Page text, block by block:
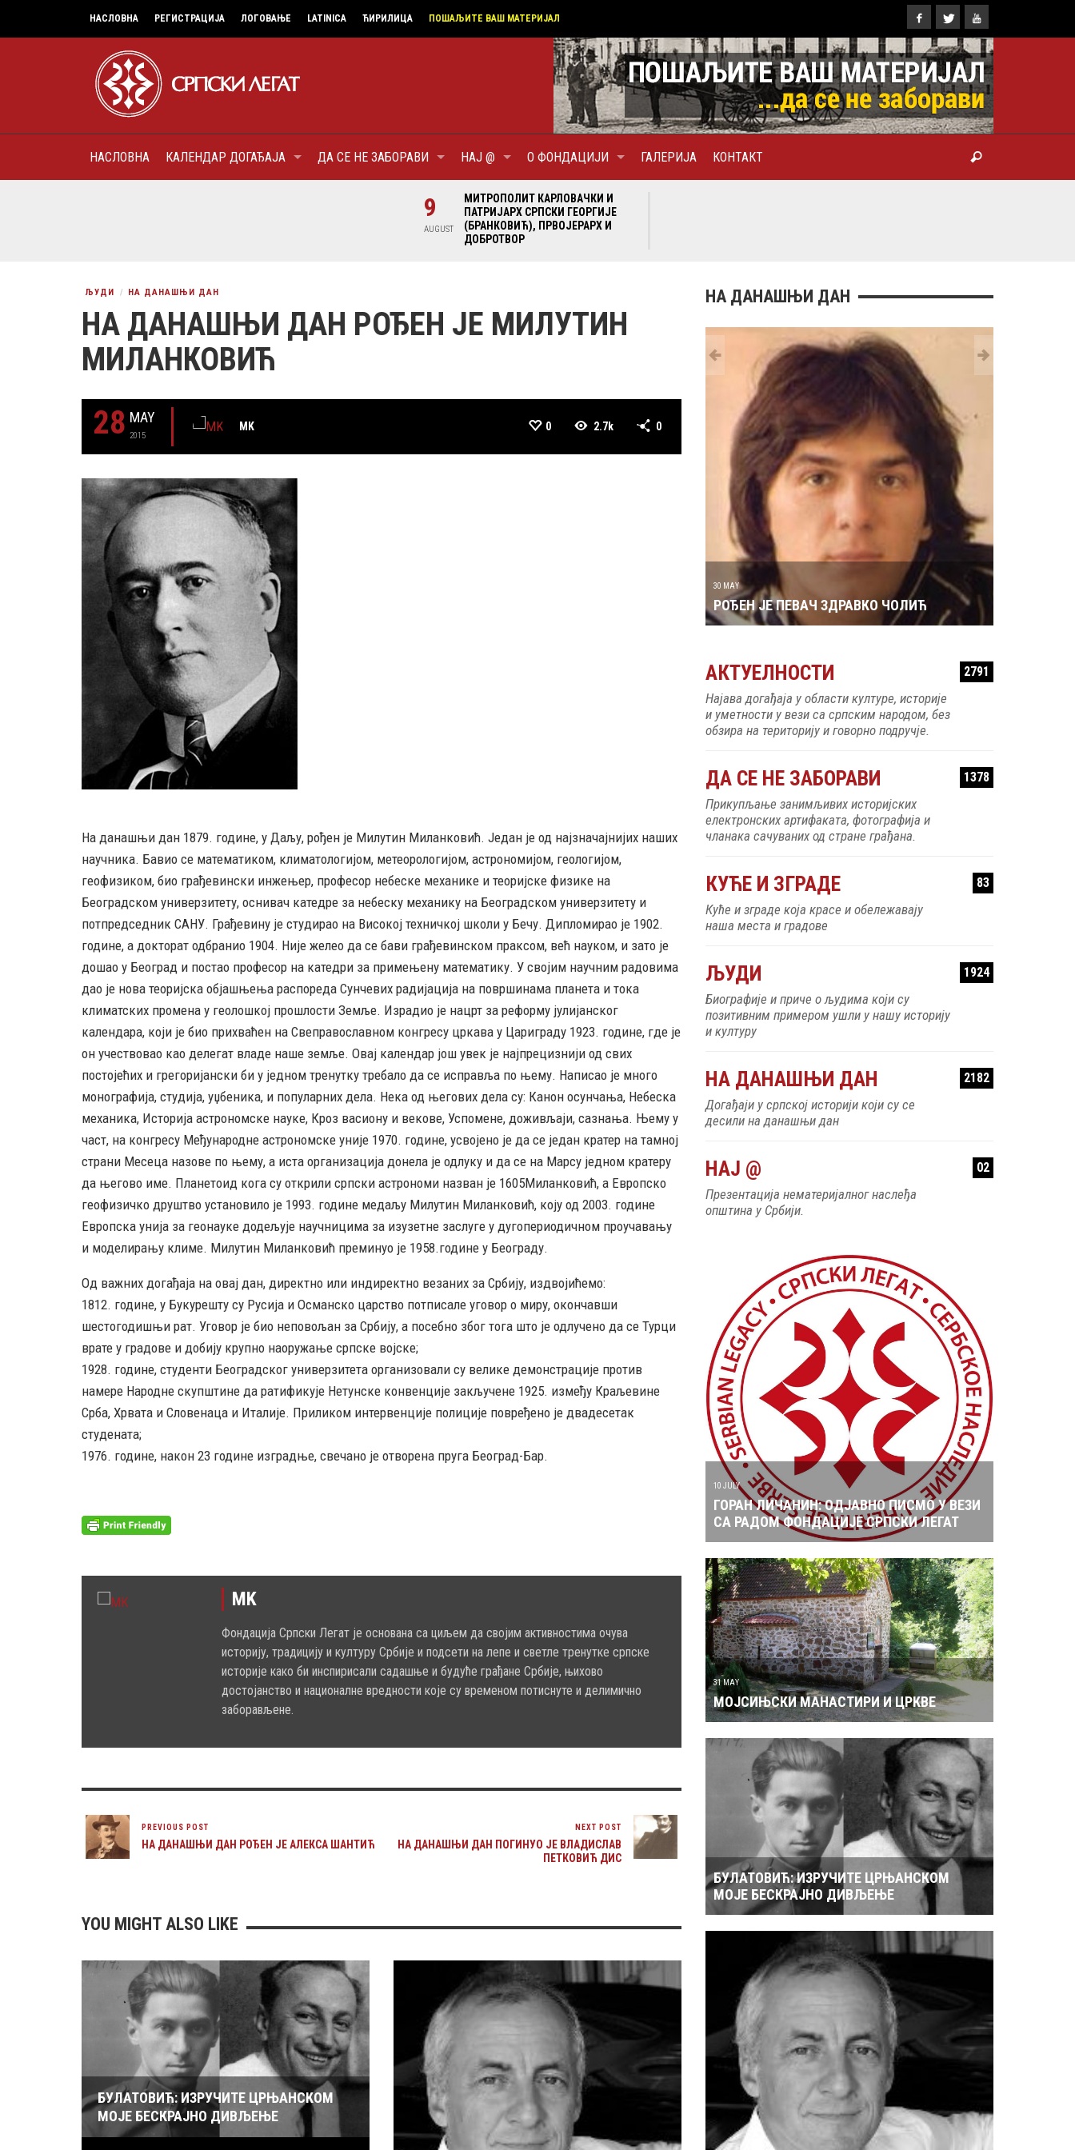
НАСЛОВНА РЕГИСТРАЦИЈА ЛОГОВАЊЕ LATINICA ЋИРИЛИЦА ПОШАЉИТЕ ВАШ МАТЕРИЈАЛ
НАСЛОВНА КАЛЕНДАР ДОГАЂАЈА ДА СЕ НЕ ЗАБОРАВИ НАЈ @ О ФОНДАЦИЈИ ГАЛЕРИЈА КОНТАКТ
9
AUGUST
МИТРОПОЛИТ КАРЛОВАЧКИ И
ПАТРИЈАРХ СРПСКИ ГЕОРГИЈЕ
(БРАНКОВИЋ), ПРВОЈЕРАРХ И
ДОБРОТВОР
ЉУДИ НА ДАНАШЊИ ДАН
НА ДАНАШЊИ ДАН РОЂЕН ЈЕ МИЛУТИН
МИЛАНКОВИЋ
28 MAY
2015
MK 0 2.7k 0
На данашњи дан 1879. године, у Даљу, рођен je Милутин Миланковић. Један је од најзначајнијих наших
научника. Бавио се математиком, климатологијом, метеорологијом, астрономијом, геологијом,
геофизиком, био грађевински инжењер, професор небеске механике и теоријске физике на
Београдском универзитету, оснивач катедре за небеску механику на Београдском универзитету и
потпредседник САНУ. Грађевину је студирао на Високој техничкој школи у Бечу. Дипломирао је 1902.
године, а докторат одбранио 1904. Није желео да се бави грађевинском праксом, већ науком, и зато је
дошао у Београд и постао професор на катедри за примењену математику. У својим научним радовима
дао је нова теоријска објашњења распореда Сунчевих радијација на површинама планета и тока
климатских промена у геолошкој прошлости Земље. Израдио је нацрт за реформу јулијанског
календара, који је био прихваћен на Свеправославном конгресу цркава у Цариграду 1923. године, где је
он учествовао као делегат владе наше земље. Овај календар још увек је најпрецизнији од свих
постојећих и грегоријански би у једном тренутку требало да се исправља по њему. Написао је много
монографија, студија, уџбеника, и популарних дела. Нека од његових дела су: Канон осунчања, Небеска
механика, Историја астрономске науке, Кроз васиону и векове, Успомене, доживљаји, сазнања. Њему у
част, на конгресу Међународне астрономске уније 1970. године, усвојено је да се један кратер на тамној
страни Месеца назове по њему, а иста организација донела је одлуку и да се на Марсу једном кратеру
да његово име. Планетоид кога су открили српски астрономи назван је 1605Миланковић, а Европско
геофизичко друштво установило је 1993. године медаљу Милутин Миланковић, коју од 2003. године
Европска унија за геонауке додељује научницима за изузетне заслуге у дугопериодичном проучавању
и моделирању климе. Милутин Миланковић преминуо је 1958.године у Београду.
Од важних догађаја на овај дан, директно или индиректно везаних за Србију, издвојићемо:
1812. године, у Букурешту су Русија и Османско царство потписале уговор о миру, окончавши
шестогодишњи рат. Уговор је био неповољан за Србију, а посебно због тога што је одлучено да се Турци
врате у градове и добију крупно наоружање српске војске;
1928. године, студенти Београдског универзитета организовали су велике демонстрације против
намере Народне скупштине да ратификује Нетунске конвенције закључене 1925. између Краљевине
Срба, Хрвата и Словенаца и Италије. Приликом интервенције полиције повређено је двадесетак
студената;
1976. године, након 23 године изградње, свечано је отворена пруга Београд-Бар.
MK
Фондација Српски Легат је основана са циљем да својим активностима очува
историју, традицију и културу Србије и подсети на лепе и светле тренутке српске
историје како би инспирисали садашње и будуће грађане Србије, њихово
достојанство и националне вредности које су временом потиснуте и делимично
заборављене.
PREVIOUS POST
НА ДАНАШЊИ ДАН РОЂЕН ЈЕ АЛЕКСА ШАНТИЋ
NEXT POST
НА ДАНАШЊИ ДАН ПОГИНУО ЈЕ ВЛАДИСЛАВ
ПЕТКОВИЋ ДИС
YOU MIGHT ALSO LIKE
БУЛАТОВИЋ: ИЗРУЧИТЕ ЦРЊАНСКОМ
МОЈЕ БЕСКРАЈНО ДИВЉЕЊЕ
НА ДАНАШЊИ ДАН
РОЂЕН ЈЕ ГЛУМАЦ МИЛУТИН МИЋА ТАТИЋ
30 MAY
РОЂЕН ЈЕ ПЕВАЧ ЗДРАВКО ЧОЛИЋ
АКТУЕЛНОСТИ 2791
Најава догађаја у области културе, историје
и уметности у вези са српским народом, без
обзира на територију и говорно подручје.
ДА СЕ НЕ ЗАБОРАВИ 1378
Прикупљање занимљивих историјских
електронских артифаката, фотографија и
чланака сачуваних од стране грађана.
КУЋЕ И ЗГРАДЕ 83
Куће и зграде која красе и обележавају
наша места и градове
ЉУДИ 1924
Биографије и приче о људима који су
позитивним примером ушли у нашу историју
и културу
НА ДАНАШЊИ ДАН 2182
Догађаји у српској историји који су се
десили на данашњи дан
НАЈ @ 02
Презентација нематеријалног наслеђа
општина у Србији.
10 JULY
ГОРАН ЛИЧАНИН: ОДЈАВНО ПИСМО У ВЕЗИ
СА РАДОМ ФОНДАЦИЈЕ СРПСКИ ЛЕГАТ
31 MAY
МОЈСИЊСКИ МАНАСТИРИ И ЦРКВЕ
БУЛАТОВИЋ: ИЗРУЧИТЕ ЦРЊАНСКОМ
МОЈЕ БЕСКРАЈНО ДИВЉЕЊЕ